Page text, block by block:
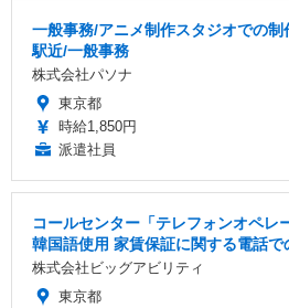
一般事務/アニメ制作スタジオでの
駅近/一般事務
株式会社パソナ
東京都
時給1,850円
派遣社員
コールセンター「テレフォンオペレ
韓国語使用 家賃保証に関する電話で
株式会社ビッグアビリティ
東京都